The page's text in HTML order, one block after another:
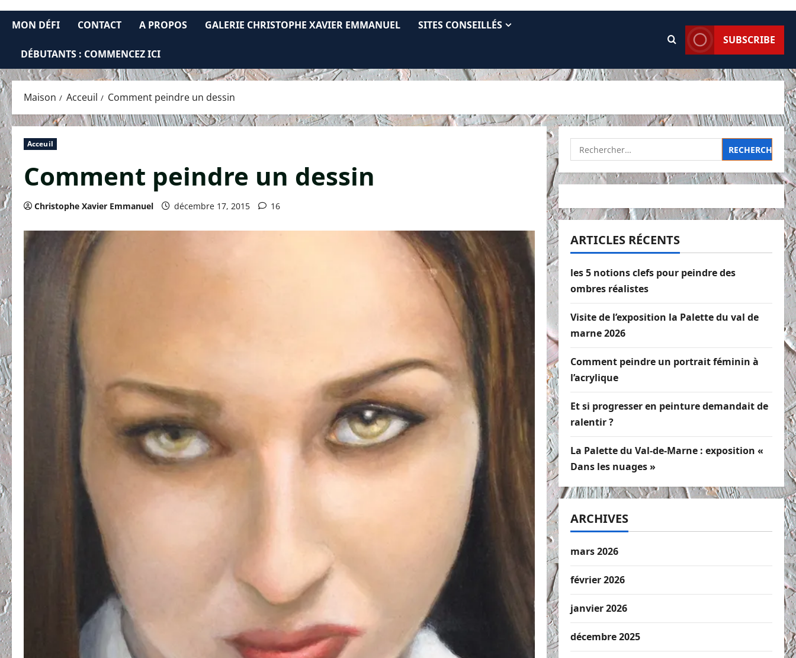
MON DÉFI CONTACT A PROPOS GALERIE CHRISTOPHE XAVIER EMMANUEL SITES CONSEILLÉS
DÉBUTANTS : COMMENCEZ ICI
SUBSCRIBE
Maison Acceuil Comment peindre un dessin
Acceuil
Comment peindre un dessin
Christophe Xavier Emmanuel décembre 17, 2015 16
Rechercher :
ARTICLES RÉCENTS
les 5 notions clefs pour peindre des
ombres réalistes
Visite de l’exposition la Palette du val de
marne 2026
Comment peindre un portrait féminin à
l’acrylique
Et si progresser en peinture demandait de
ralentir ?
La Palette du Val-de-Marne : exposition «
Dans les nuages »
ARCHIVES
mars 2026
février 2026
janvier 2026
décembre 2025